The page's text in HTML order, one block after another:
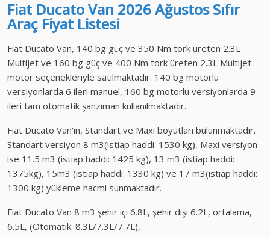
Fiat Ducato Van 2026 AğustosSıfır
Araç Fiyat Listesi
Fiat Ducato Van, 140 bg güç ve 350 Nm tork üreten 2.3L
Multijet ve 160 bg güç ve 400 Nm tork üreten 2.3L Multijet
motor seçenekleriyle satılmaktadır. 140 bg motorlu
versiyonlarda 6 ileri manuel, 160 bg motorlu versiyonlarda 9
ileri tam otomatik şanzıman kullanılmaktadır.
Fiat Ducato Van'ın, Standart ve Maxi boyutları bulunmaktadır.
Standart versiyon 8 m3(istiap haddi: 1530 kg), Maxi versiyon
ise 11.5 m3 (istiap haddi: 1425 kg), 13 m3 (istiap haddi:
1375kg), 15m3 (istiap haddi: 1330 kg) ve 17 m3(istiap haddi:
1300 kg) yükleme hacmi sunmaktadır.
Fiat Ducato Van 8 m3 şehir içi 6.8L, şehir dışı 6.2L, ortalama,
6.5L, (Otomatik: 8.3L/7.3L/7.7L),